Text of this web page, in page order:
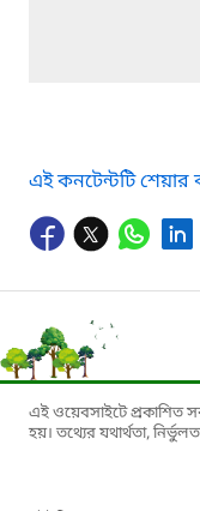
এই কনটেন্টটি
এই ওয়েবসাইটে প্রকাশিত
হয়। তথ্যের যথার্থতা,